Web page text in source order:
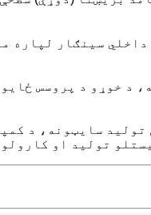
سینګار لپاره
د خوړو د پروسس
سایټونه، د
تولید او